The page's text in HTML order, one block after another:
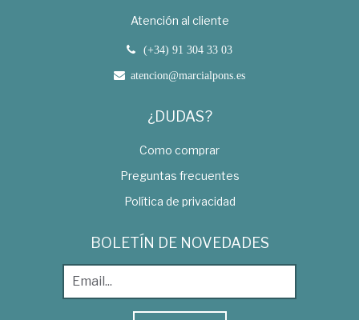
Atención al cliente
(+34) 91 304 33 03
atencion@marcialpons.es
¿DUDAS?
Como comprar
Preguntas frecuentes
Política de privacidad
BOLETÍN DE NOVEDADES